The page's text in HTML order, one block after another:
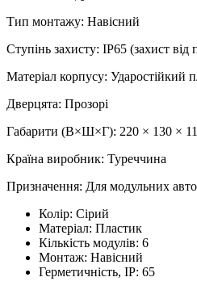
Тип монтажу: Навісний
Ступінь захисту: IP65 (захист від
Матеріал корпусу: Ударостійкий
Дверцята: Прозорі
Габарити (В×Ш×Г): 220 × 130 ×
Країна виробник: Туреччина
Призначення: Для модульних
Колір: Сірий
Матеріал: Пластик
Кількість модулів: 6
Монтаж: Навісний
Герметичність, IP: 65